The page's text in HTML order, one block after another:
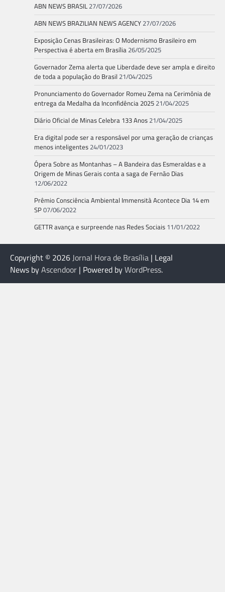
ABN NEWS BRASIL 27/07/2026
ABN NEWS BRAZILIAN NEWS AGENCY 27/07/2026
Exposição Cenas Brasileiras: O Modernismo Brasileiro em
Perspectiva é aberta em Brasília 26/05/2025
Governador Zema alerta que Liberdade deve ser ampla e direito
de toda a população do Brasil 21/04/2025
Pronunciamento do Governador Romeu Zema na Cerimônia de
entrega da Medalha da Inconfidência 2025 21/04/2025
Diário Oficial de Minas Celebra 133 Anos 21/04/2025
Era digital pode ser a responsável por uma geração de crianças
menos inteligentes 24/01/2023
Ópera Sobre as Montanhas – A Bandeira das Esmeraldas e a
Origem de Minas Gerais conta a saga de Fernão Dias
12/06/2022
Prêmio Consciência Ambiental Immensità Acontece Dia 14 em
SP07/06/2022
GETTR avança e surpreende nas Redes Sociais 11/01/2022
Copyright © 2026 Jornal Hora de Brasília | Legal
News byAscendoor | Powered byWordPress.